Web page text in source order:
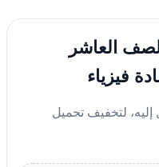
العاشر
فيزياء
إليه، لتخفيف تحميل